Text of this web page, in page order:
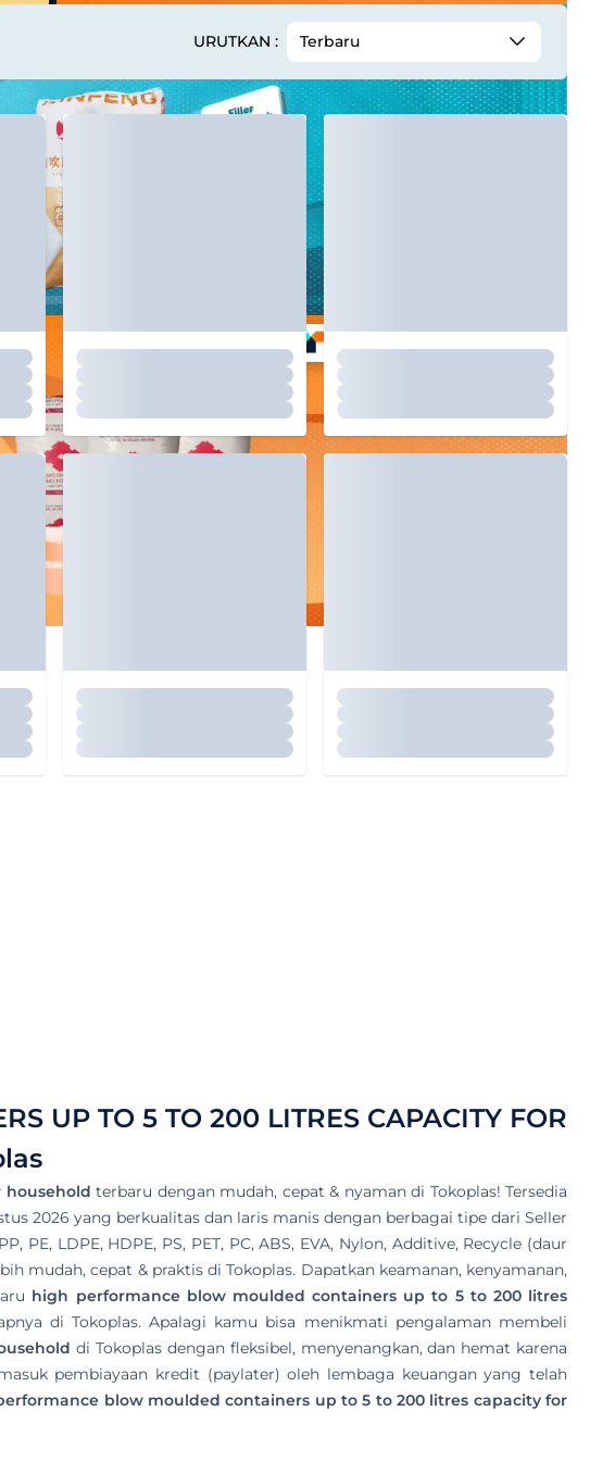
URUTKAN : Terbaru
UP TO 5 TO 200 LITRES CAPACITY FOR
household terbaru dengan mudah, cepat & nyaman di Tokoplas! Tersedia
2026 yang berkualitas dan laris manis dengan berbagai tipe dari Seller
LDPE, HDPE, PS, PET, PC, ABS, EVA, Nylon, Additive, Recycle (daur
mudah, cepat & praktis di Tokoplas. Dapatkan keamanan, kenyamanan,
high performance blow moulded containers up to 5 to 200 litres
di Tokoplas. Apalagi kamu bisa menikmati pengalaman membeli
di Tokoplas dengan fleksibel, menyenangkan, dan hemat karena
pembiayaan kredit (paylater) oleh lembaga keuangan yang telah
blow moulded containers up to 5 to 200 litres capacity for